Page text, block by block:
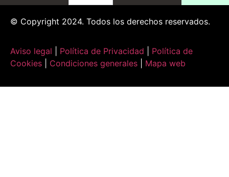
© Copyright 2024. Todos los derechos reservados.
Aviso legal Política de Privacidad
Política de
Cookies
Condiciones generales Mapa web